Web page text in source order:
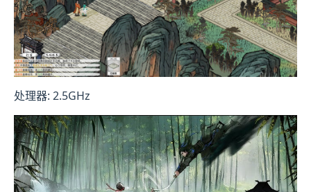
处理器: 2.5GHz